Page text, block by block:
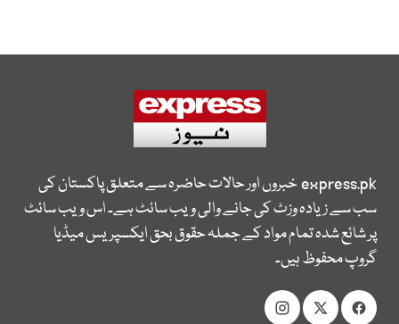
express.pkخبروں اور حالات حاضرہ سے متعلق پاکستان کی
سب سے زیادہ وزٹ کی جانے والی ویب سائٹ ہے۔ اس ویب سائٹ
پر شائع شدہ تمام مواد کے جملہ حقوق بحق ایکسپریس میڈیا
گروپ محفوظ ہیں۔